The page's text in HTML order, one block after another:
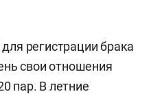
регистрации брака
свои отношения
пар. В летние